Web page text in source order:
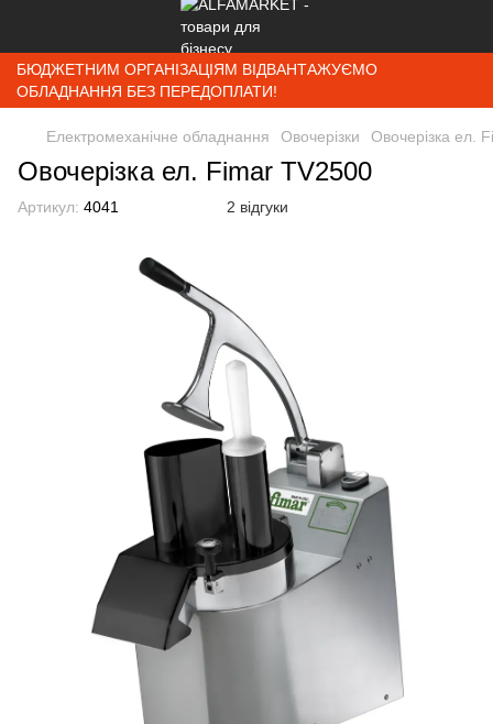
БЮДЖЕТНИМ ОРГАНІЗАЦІЯМ ВІДВАНТАЖУЄМО
ОБЛАДНАННЯ БЕЗ ПЕРЕДОПЛАТИ!
Електромеханічне обладнання Овочерізки Овочерізка ел.
Овочерізка ел. Fimar TV2500
Артикул: 4041 2 відгуки